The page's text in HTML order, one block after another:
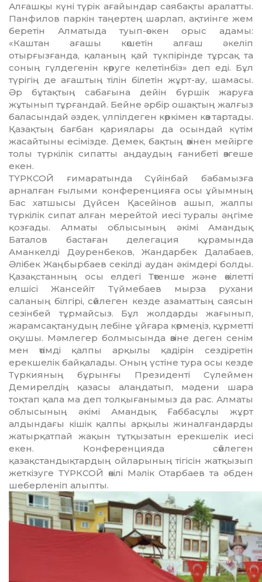
Алғашқы күні түрік ағайындар саябақ­ты аралатты.
Панфилов паркін таңертең шарлап, ақтиінге жем
беретін Алматыда туып-өскен орыс адамы:
«Каштан ағашы көшетін алғаш әкеліп
отырғызғанда, қа­ла­ның қай түкпірінде тұрсақ та
соның гүлдегенін көруге келетінбіз» деп еді. Бұл
түрігің де ағаштың тілін білетін жұрт-ау, шамасы.
Әр бұтақтың сабағына дейін бүр­шік жаруға
жұтынып тұрғандай. Бейне әрбір ошақтың жалғыз
баласындай әздек, үлпілдеген көркімен көз тартады.
Қазақтың бағбан қариялары да осындай күтім
жасайтыны есімізде. Демек, бақтың өзінен мейірге
толы түркілік сипатты аңдаудың ғанибеті өзгеше
екен.
ТҮРКСОЙ ғимаратында Сүйінбай бабамызға
арналған ғылыми конферен­ция­ға осы ұйымның
Бас хатшысы Дүйсен Қасейінов ашып, жалпы
түркілік сипат алған мерейтой иесі туралы әңгіме
қоз­ғады. Алматы облысының әкімі Амандық
Баталов бастаған делегация құрамында
Аманкелді Дәуренбеков, Жандарбек Далабаев,
Әлібек Жаңбырбаев секілді аудан әкімдері болды.
Қазақстанның осы елдегі Төтенше және өкілетті
елшісі Жансейіт Түймебаев мырза рухани
саланың білгірі, сөйлеген кезде азамат­тың саясын
сезінбей тұрмайсыз. Бұл жолдарды жағынып,
жарамсақтанудың лебіне ұйғара көрмеңіз, құрметті
оқушы. Мәмлегер болмысында өзіне деген сенім
мен өтімді қалпы арқылы қадірін сез­діретін
ерекшелік байқалады. Оның үстіне тура осы кезде
Түркияның бұрынғы Президенті Сүлеймен
Демирелдің қаза­сы алаңдатып, мәдени шара
тоқтап қала ма деп толқығанымыз да рас. Алматы
облы­сының әкімі Амандық Ғаббасұлы жұрт
алдындағы кішік қалпы арқылы жинал­ған­дарды
жатырқатпай жақын тұт­қы­затын ерекшелік иесі
екен. Конференцияда сөйлеген
қазақстандықтардың ойларының тігісін жатқызып
жеткізуге ТҮРКСОЙ өкілі Мәлік Отарбаев та әбден
шеберленіп алыпты.